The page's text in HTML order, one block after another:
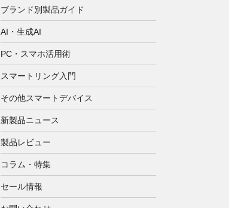
ブランド別製品ガイド
AI・生成AI
PC・スマホ活用術
スマートリング入門
その他スマートデバイス
新製品ニュース
製品レビュー
コラム・特集
セール情報